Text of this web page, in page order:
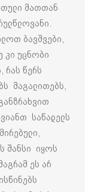
მათთან
ბავშვები,
კი უცნობი
რას წერს
მაგალითებს,
საწადელს
შანსი იყოს
ეს არ